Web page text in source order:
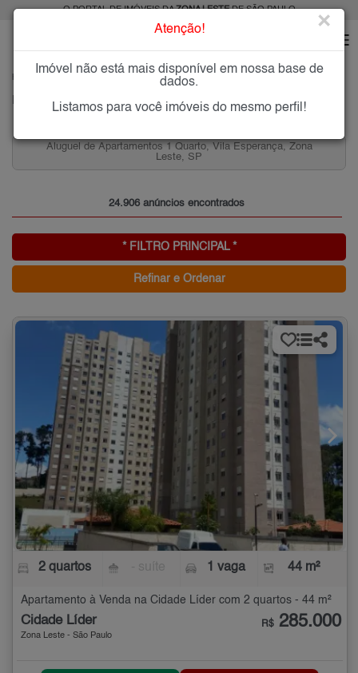
O PORTAL DE IMÓVEIS DAZONA LESTEDE SÃO PAULO
PESQUISA: Imóveis na Zona Leste de SP
Aluguel de Apartamentos 3 quartos, Água Rasa,
24.906 anúncios encontrados
* FILTRO PRINCIPAL *
Refinar e Ordenar
2 quartos 1 vaga 44 m²
Apartamento à Venda na Cidade Líder com 2 quartos - 44 m²
Cidade Líder
Zona Leste - São Paulo
R$ 285.000
Atenção! ×
Imóvel não está mais disponível em nossa base de
dados.
Listamos para você imóveis do mesmo perfil!